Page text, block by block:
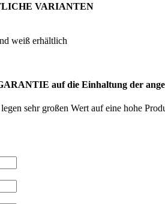
VARIANTEN
weiß erhältlich
auf die Einhaltung der
sehr großen Wert auf eine hohe